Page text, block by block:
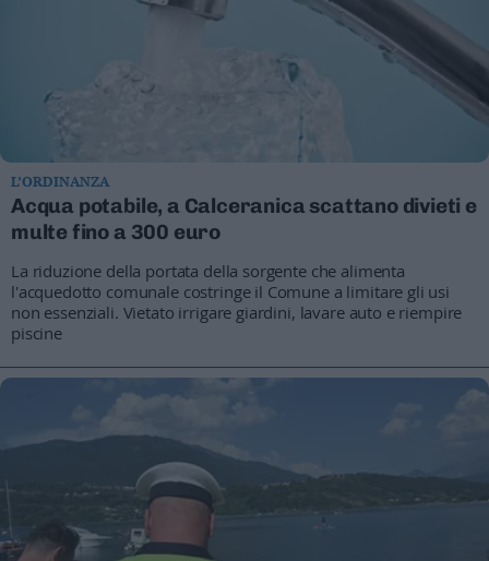
Territori
Rovereto
Pergine
Riva
Arco
Basso
Sarca
Ledro
Rotaliana
Valsugana
L’ORDINANZA
Acqua potabile, a Calceranica scattano divieti e
multe fino a 300 euro
La riduzione della portata della sorgente che alimenta
l'acquedotto comunale costringe il Comune a limitare gli usi
non essenziali. Vietato irrigare giardini, lavare auto e riempire
piscine